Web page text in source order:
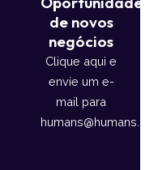
de novos
negócios
Clique aqui e
envie um e-
mail para